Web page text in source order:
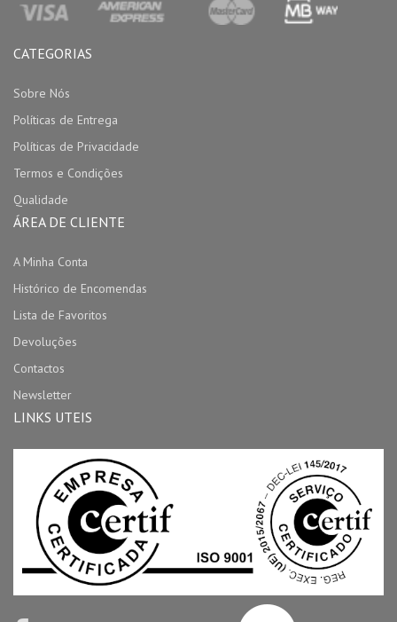
CATEGORIAS
Sobre Nós
Políticas de Entrega
Políticas de Privacidade
Termos e Condições
Qualidade
ÁREA DE CLIENTE
A Minha Conta
Histórico de Encomendas
Lista de Favoritos
Devoluções
Contactos
Newsletter
LINKS UTEIS